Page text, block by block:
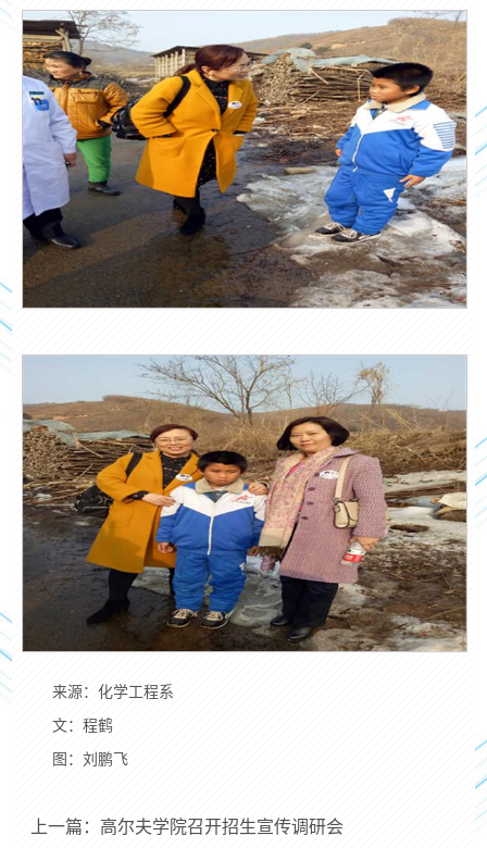
来源：化学工程系
文：程鹤
图：刘鹏飞
上一篇：高尔夫学院召开招生宣传调研会